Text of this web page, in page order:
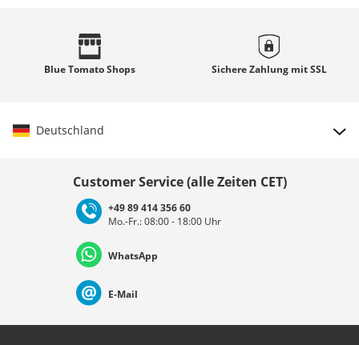
Blue TomatoShops Sichere Zahlung mitSSL
Deutschland
Deutschland Österreich
Nederland Italia (Italiano) Italien (Deutsch)
Customer Service (alle Zeiten CET)
+49 89 414 356 60
Mo.-Fr.: 08:00 - 18:00 Uhr
WhatsApp
E-Mail